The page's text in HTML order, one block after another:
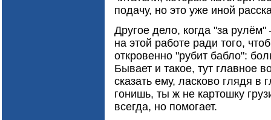
подачу, но это уже иной
Другое дело, когда "за
на этой работе ради того,
откровенно "рубит бабло":
Бывает и такое, тут главное
сказать ему, ласково глядя в
гонишь, ты ж не картошку
всегда, но помогает.